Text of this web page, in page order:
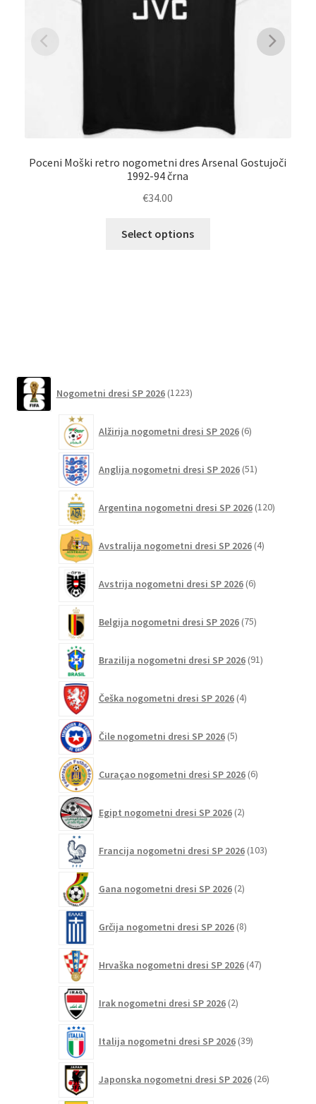
Poceni Moški retro nogometni dres Arsenal Gostujoči
1992-94 črna
€34.00
Select options
Nogometni dresi SP 2026 1223izdelkov
Alžirija nogometni dresi SP 2026 6izdelkov
Anglija nogometni dresi SP 2026 51izdelkov
Argentina nogometni dresi SP 2026 120izdelkov
Avstralija nogometni dresi SP 2026 4izdelki
Avstrija nogometni dresi SP 2026 6izdelkov
Belgija nogometni dresi SP 2026 75izdelkov
Brazilija nogometni dresi SP 2026 91izdelkov
Češka nogometni dresi SP 2026 4izdelki
Čile nogometni dresi SP 2026 5izdelkov
Curaçao nogometni dresi SP 2026 6izdelkov
Egipt nogometni dresi SP 2026 2izdelka
Francija nogometni dresi SP 2026 103izdelki
Gana nogometni dresi SP 2026 2izdelka
Grčija nogometni dresi SP 2026 8izdelkov
Hrvaška nogometni dresi SP 2026 47izdelkov
Irak nogometni dresi SP 2026 2izdelka
Italija nogometni dresi SP 2026 39izdelkov
Japonska nogometni dresi SP 2026 26izdelkov